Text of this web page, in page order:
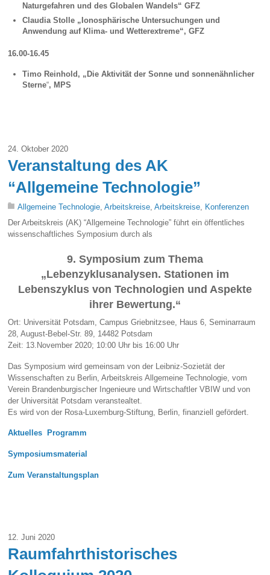
Naturgefahren und des Globalen Wandels“ GFZ
Claudia Stolle „Ionosphärische Untersuchungen und
Anwendung auf Klima- und Wetterextreme“, GFZ
16.00-16.45
Timo Reinhold, „ Die Aktivität der Sonne und sonnenähnlicher
Sterne“, MPS
24. Oktober 2020
Veranstaltung des AK
“Allgemeine Technologie”
Allgemeine Technologie,Arbeitskreise,Arbeitskreise, Konferenzen
Der Arbeitskreis (AK) “Allgemeine Technologie” führt ein öffentliches
wissenschaftliches Symposium durch als
9. Symposium zum Thema
„Lebenzyklusanalysen. Stationen im
Lebenszyklus von Technologien und Aspekte
ihrer Bewertung.“
Ort: Universität Potsdam, Campus Griebnitzsee, Haus 6, Seminarraum
28, August-Bebel-Str. 89, 14482 Potsdam
Zeit: 13.November 2020; 10:00 Uhr bis 16:00 Uhr
Das Symposium wird gemeinsam von der Leibniz-Sozietät der
Wissenschaften zu Berlin, Arbeitskreis Allgemeine Technologie, vom
Verein Brandenburgischer Ingenieure und Wirtschaftler VBIW und von
der Universität Potsdam veranstealtet.
Es wird von der Rosa-Luxemburg-Stiftung, Berlin, finanziell gefördert.
Aktuelles Programm
Symposiumsmaterial
Zum Veranstaltungsplan
12. Juni 2020
Raumfahrthistorisches